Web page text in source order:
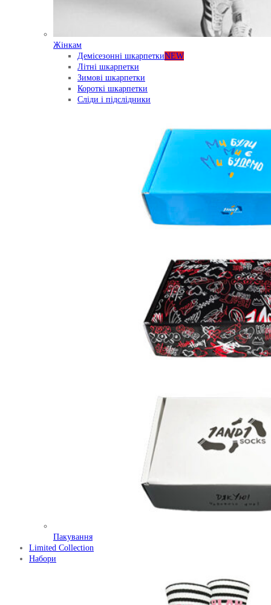
Жінкам
Демісезонні шкарпеткиNEW
Літні шкарпетки
Зимові шкарпетки
Короткі шкарпетки
Сліди і підслідники
Пакування
Limited Collection
Набори